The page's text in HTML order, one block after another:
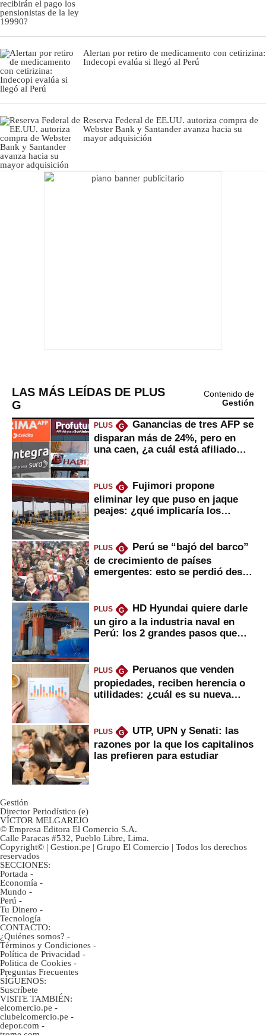
Alertan por retiro de medicamento con cetirizina:
Indecopi evalúa si llegó al Perú
Reserva Federal de EE.UU. autoriza compra de
Webster Bank y Santander avanza hacia su
mayor adquisición
LAS MÁS LEÍDAS DE PLUS
G
Contenido de
Gestión
PLUS G
Ganancias de tres AFP se
disparan más de 24%, pero en
una caen, ¿a cuál está afiliado
PLUS G
Fujimori propone
eliminar ley que puso en jaque
peajes: ¿qué implicaría los
PLUS G
Perú se “bajó del barco”
de crecimiento de países
emergentes: esto se perdió desde
PLUS G
HD Hyundai quiere darle
un giro a la industria naval en
Perú: los 2 grandes pasos que
PLUS G
Peruanos que venden
propiedades, reciben herencia o
utilidades: ¿cuál es su nueva
PLUS G
UTP, UPN y Senati: las
razones por la que los capitalinos
las prefieren para estudiar
Gestión
Director Periodístico (e)
VÍCTOR MELGAREJO
© Empresa Editora El Comercio S.A.
Calle Paracas #532, Pueblo Libre, Lima.
Copyright© | Gestion.pe | Grupo El Comercio | Todos los derechos
reservados
SECCIONES:
Portada -
Economía -
Mundo -
Perú -
Tu Dinero -
Tecnología
CONTACTO:
¿Quiénes somos? -
Términos y Condiciones -
Política de Privacidad -
Politica de Cookies -
Preguntas Frecuentes
SÍGUENOS:
Suscríbete
VISITE TAMBIÉN:
elcomercio.pe -
clubelcomercio.pe -
depor.com -